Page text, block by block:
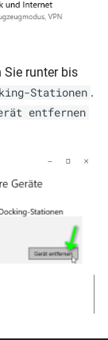
Sie runter bis
Stationen .
entfernen